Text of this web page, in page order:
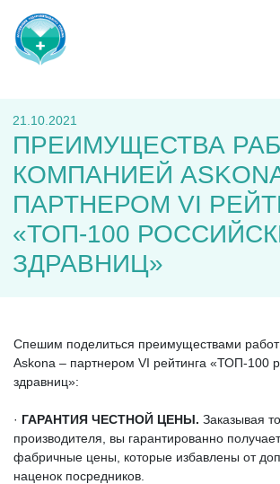
21.10.2021
ПРЕИМУЩЕСТВА
КОМПАНИЕЙ
ПАРТНЕРОМ VI
«ТОП-100
ЗДРАВНИЦ»
Спешим поделиться преимуществами
Askona – партнером VI рейтинга «ТОП-100
здравниц»:
· ГАРАНТИЯ ЧЕСТНОЙ ЦЕНЫ. Заказывая
производителя, вы гарантированно
фабричные цены, которые избавлены от
наценок посредников.